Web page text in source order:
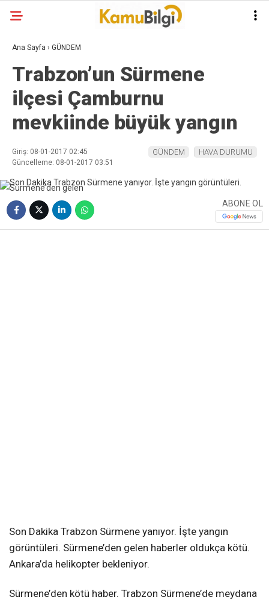
Ana Sayfa › GÜNDEM
Trabzon’un Sürmene
ilçesi Çamburnu
mevkiinde büyük yangın
Giriş: 08-01-2017 02:45
Güncelleme: 08-01-2017 03:51
GÜNDEM HAVA DURUMU
ABONE OL
Son Dakika Trabzon Sürmene yanıyor. İşte yangın
görüntüleri. Sürmene’den gelen haberler oldukça kötü.
Ankara’da helikopter bekleniyor.
Sürmene’den kötü haber. Trabzon Sürmene’de meydana